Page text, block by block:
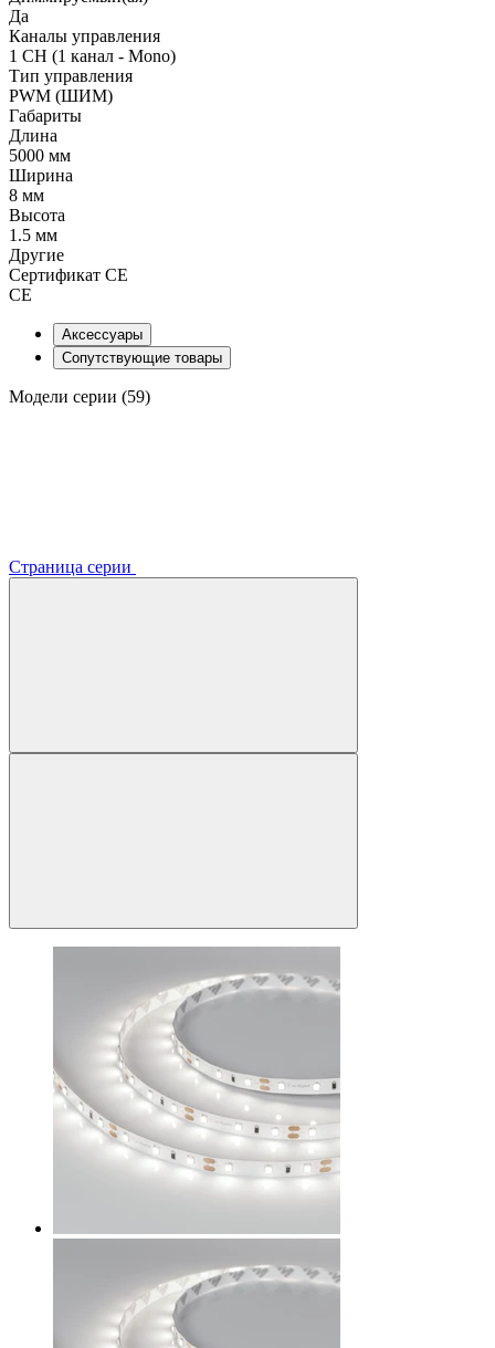
Да
Каналы управления
1 CH (1 канал - Mono)
Тип управления
PWM (ШИМ)
Габариты
Длина
5000 мм
Ширина
8 мм
Высота
1.5 мм
Другие
Сертификат CE
CE
Аксессуары
Сопутствующие товары
Модели серии (59)
Страница серии